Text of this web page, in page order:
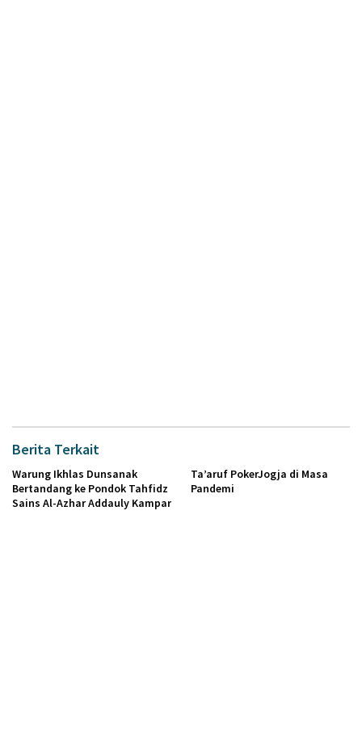
Berita Terkait
Warung Ikhlas Dunsanak
Bertandang ke Pondok Tahfidz
Sains Al-Azhar Addauly Kampar
Ta’aruf PokerJogja di Masa
Pandemi